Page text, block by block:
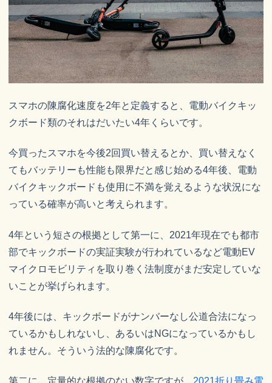
スマホの陳腐化速度を2年と定義すると、電動バイクキッ
クボード類のそれはだいたい4年くらいです。
今買ったスマホを今後2回買い替えるとか、買い替えなく
てもバッテリーも性能も限界だと感じ始める4年後、電動
バイクキックボードも使用に不満を覚えるような状況にな
っている確率が高いと考えられます。
4年という短さの根拠として第一に、2021年現在でも都市
部でキックボードの実証実験が行われているなど電動EV
マイクロモビリティを取り巻く法制度がまだ安定していな
いことが挙げられます。
4年後には、キックボードがナンバーなし公道合法になっ
ているかもしれないし、あるいはNGになっているかもし
れません。そういう法的な陳腐化です。